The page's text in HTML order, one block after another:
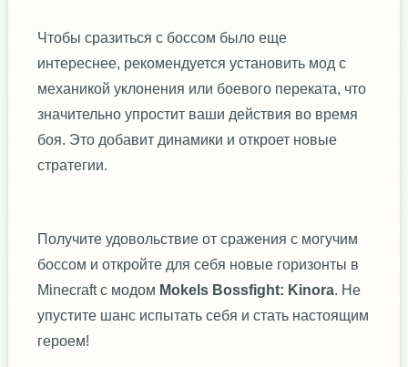
Чтобы сразиться с боссом было еще
интереснее, рекомендуется установить мод с
механикой уклонения или боевого переката, что
значительно упростит ваши действия во время
боя. Это добавит динамики и откроет новые
стратегии.
Получите удовольствие от сражения с могучим
боссом и откройте для себя новые горизонты в
Minecraft с модом Mokels Bossfight: Kinora. Не
упустите шанс испытать себя и стать настоящим
героем!